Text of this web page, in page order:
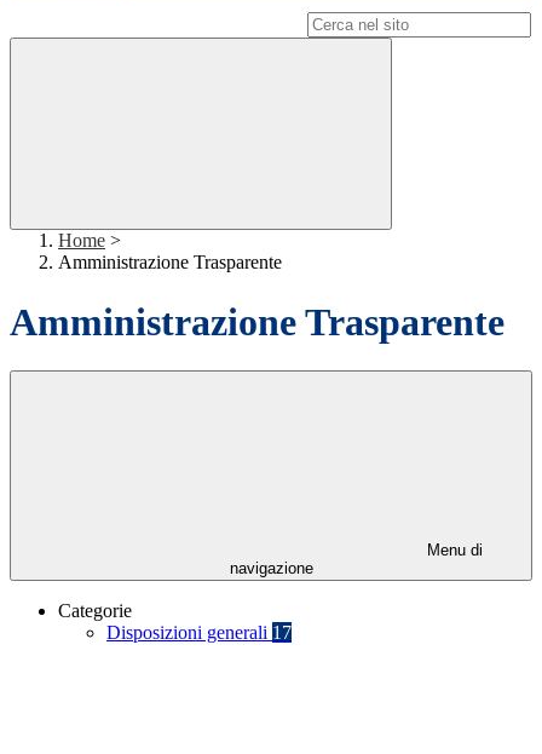
Home >
Amministrazione Trasparente
Amministrazione Trasparente
Menu di
navigazione
Categorie
Disposizioni generali 17